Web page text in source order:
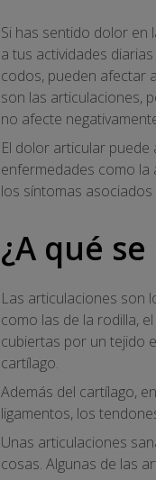
Si has sentido dolor en
a tus actividades
codos, pueden afectar
son las articulaciones,
no afecte
El dolor articular
enfermedades como
los síntomas
¿A qué
Las articulaciones son
como las de la rodilla,
cubiertas por un tejido
cartílago.
Además del cartílago,
ligamentos, los
Unas articulaciones
cosas. Algunas de las